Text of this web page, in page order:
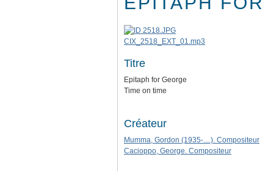
CIX_2518_EXT_01.mp3
Titre
Epitaph for George
Time on time
Créateur
Mumma, Gordon (1935-....). Compositeur
Cacioppo, George. Compositeur